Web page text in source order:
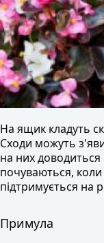
На ящик кладуть
Сходи можуть
на них доводиться
почуваються,
підтримується на
Примула